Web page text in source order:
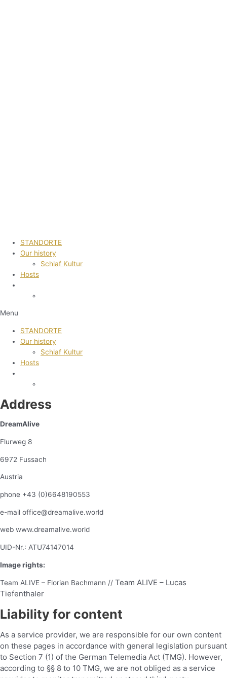
STANDORTE
Our history
Schlaf Kultur
Hosts
Menu
STANDORTE
Our history
Schlaf Kultur
Hosts
Address
DreamAlive
Flurweg 8
6972 Fussach
Austria
phone +43 (0)6648190553
e-mail office@dreamalive.world
web www.dreamalive.world
UID-Nr.: ATU74147014
Image rights:
Team ALIVE – Florian Bachmann // Team ALIVE – Lucas
Tiefenthaler
Liability for content
As a service provider, we are responsible for our own content
on these pages in accordance with general legislation pursuant
to Section 7 (1) of the German Telemedia Act (TMG). However,
according to §§ 8 to 10 TMG, we are not obliged as a service